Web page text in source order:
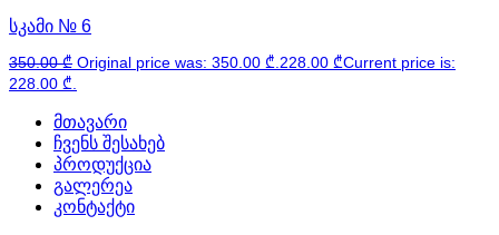
სკამი № 6
350.00₾ Original price was: 350.00 ₾.228.00 ₾Current price is:
228.00 ₾.
მთავარი
ჩვენს შესახებ
პროდუქცია
გალერეა
კონტაქტი